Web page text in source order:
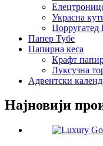
Украсна
Цорругатед
Папер Тубе
Папирна кеса
Крафт
Луксузна
Адвентски
Најновији